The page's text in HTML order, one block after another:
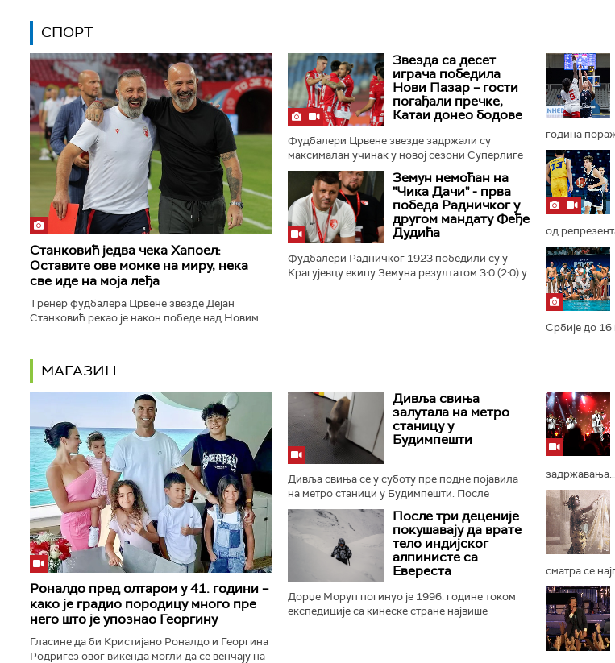
СПОРТ
Станковић једва чека Хапоел:
Оставите ове момке на миру, нека
све иде на моја леђа
Тренер фудбалера Црвене звезде Дејан
Станковић рекао је након победе над Новим
Звезда са десет
играча победила
Нови Пазар – гости
погађали пречке,
Катаи донео бодове
Фудбалери Црвене звезде задржали су
максималан учинак у новој сезони Суперлиге
Србије, пошто су у суботу савладали Нови
Пазар резултатом 2:0 у утакмици...
Земун немоћан на
"Чика Дачи" - прва
победа Радничког у
другом мандату Феђе
Дудића
Фудбалери Радничког 1923 победили су у
Крагујевцу екипу Земуна резултатом 3:0 (2:0) у
година
од
Србије до 16
МАГАЗИН
Роналдо пред олтаром у 41. години –
како је градио породицу много пре
него што је упознао Георгину
Гласине да би Кристијано Роналдо и Георгина
Родригез овог викенда могли да се венчају на
Дивља свиња
залутала на метро
станицу у
Будимпешти
Дивља свиња се у суботу пре подне појавила
на метро станици у Будимпешти. После
једноипочасовног застоја на линији М2,
одлучено је да се дивља животиња...
После три деценије
покушавају да врате
тело индијског
алпинисте са
Евереста
Дорџе Моруп погинуо је 1996. године током
експедиције са кинеске стране највише
задржавања...
сматра се